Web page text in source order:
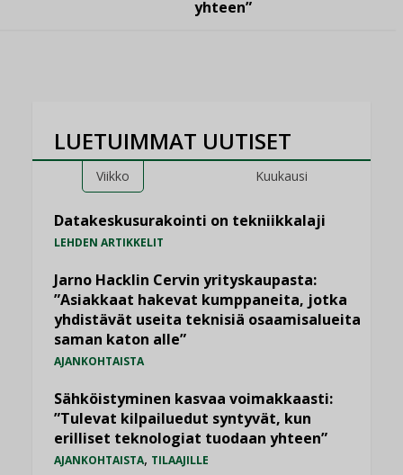
yhteen”
LUETUIMMAT UUTISET
Viikko Kuukausi
Datakeskusurakointi on tekniikkalaji
LEHDEN ARTIKKELIT
Jarno Hacklin Cervin yrityskaupasta:
”Asiakkaat hakevat kumppaneita, jotka
yhdistävät useita teknisiä osaamisalueita
saman katon alle”
AJANKOHTAISTA
Sähköistyminen kasvaa voimakkaasti:
”Tulevat kilpailuedut syntyvät, kun
erilliset teknologiat tuodaan yhteen”
AJANKOHTAISTA, TILAAJILLE